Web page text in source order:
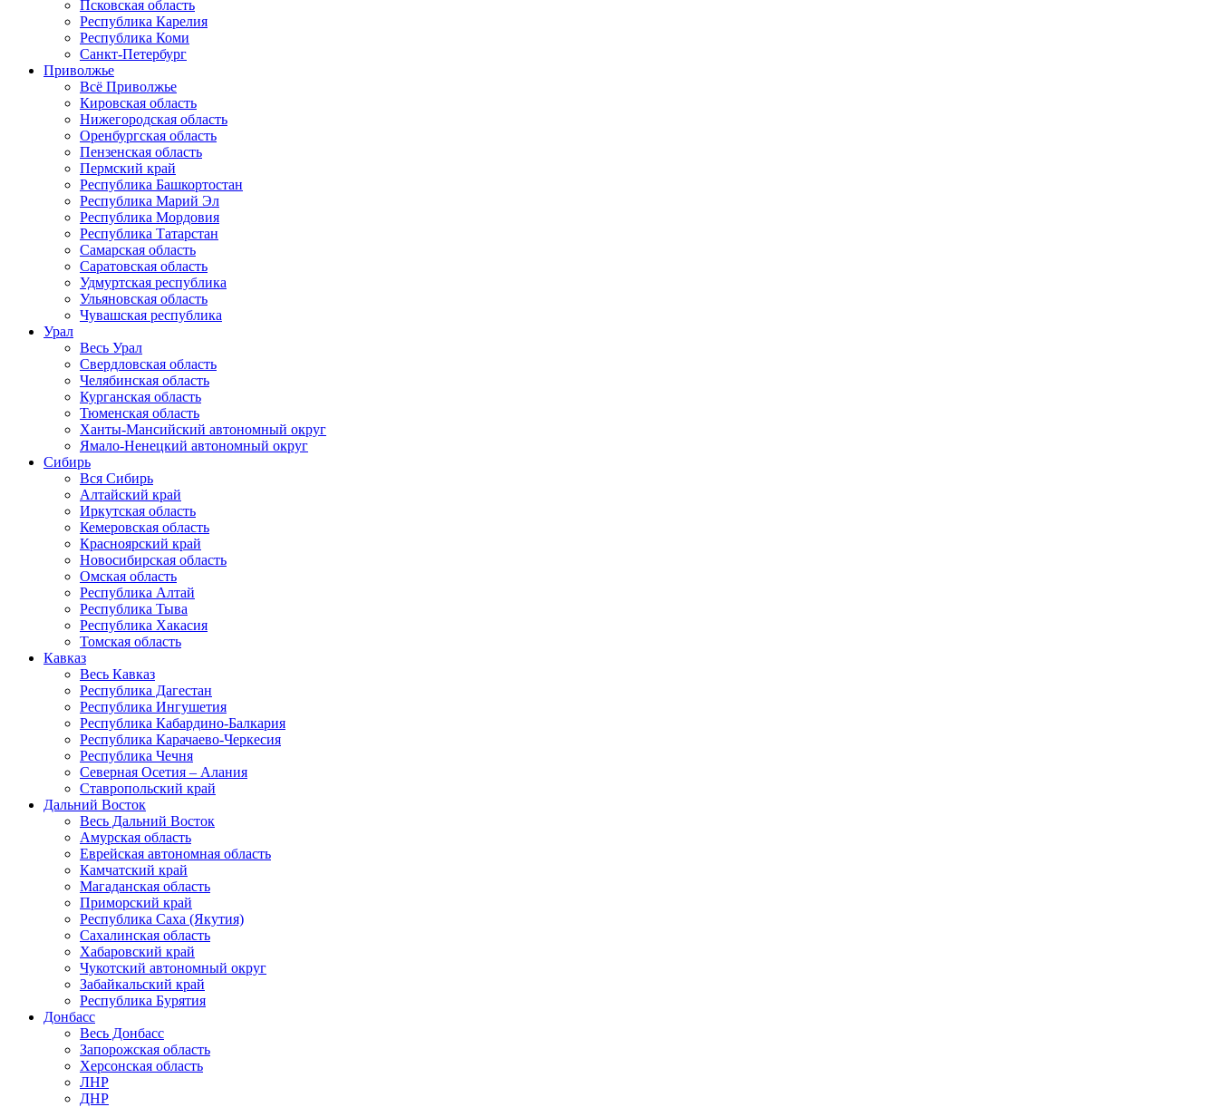
Псковская область
Республика Карелия
Республика Коми
Санкт-Петербург
Приволжье
Всё Приволжье
Кировская область
Нижегородская область
Оренбургская область
Пензенская область
Пермский край
Республика Башкортостан
Республика Марий Эл
Республика Мордовия
Республика Татарстан
Самарская область
Саратовская область
Удмуртская республика
Ульяновская область
Чувашская республика
Урал
Весь Урал
Свердловская область
Челябинская область
Курганская область
Тюменская область
Ханты-Мансийский автономный округ
Ямало-Ненецкий автономный округ
Сибирь
Вся Сибирь
Алтайский край
Иркутская область
Кемеровская область
Красноярский край
Новосибирская область
Омская область
Республика Алтай
Республика Тыва
Республика Хакасия
Томская область
Кавказ
Весь Кавказ
Республика Дагестан
Республика Ингушетия
Республика Кабардино-Балкария
Республика Карачаево-Черкесия
Республика Чечня
Северная Осетия – Алания
Ставропольский край
Дальний Восток
Весь Дальний Восток
Амурская область
Еврейская автономная область
Камчатский край
Магаданская область
Приморский край
Республика Саха (Якутия)
Сахалинская область
Хабаровский край
Чукотский автономный округ
Забайкальский край
Республика Бурятия
Донбасс
Весь Донбасс
Запорожская область
Херсонская область
ЛНР
ДНР